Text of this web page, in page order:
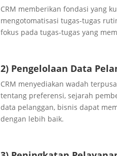
CRM memberikan fondasi yang
mengotomatisasi tugas-tugas
fokus pada tugas-tugas yang
2) Pengelolaan Data
CRM menyediakan wadah
tentang preferensi, sejarah
data pelanggan, bisnis dapat
dengan lebih baik.